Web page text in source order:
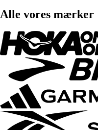
Alle vores mærker